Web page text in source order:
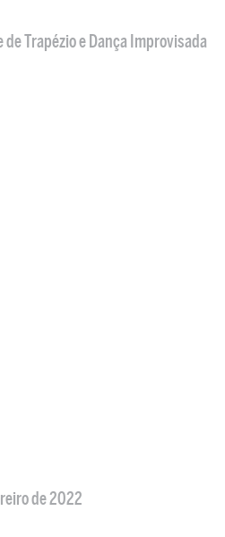
Trapézio e Dança Improvisada
de 2022